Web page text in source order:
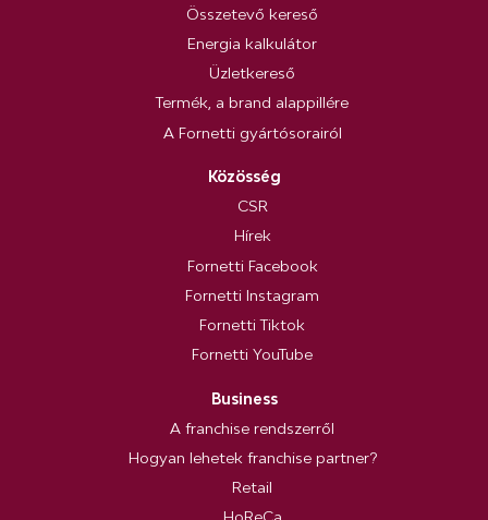
Összetevő kereső
Energia kalkulátor
Üzletkereső
Termék, a brand alappillére
A Fornetti gyártósorairól
Közösség
CSR
Hírek
Fornetti Facebook
Fornetti Instagram
Fornetti Tiktok
Fornetti YouTube
Business
A franchise rendszerről
Hogyan lehetek franchise partner?
Retail